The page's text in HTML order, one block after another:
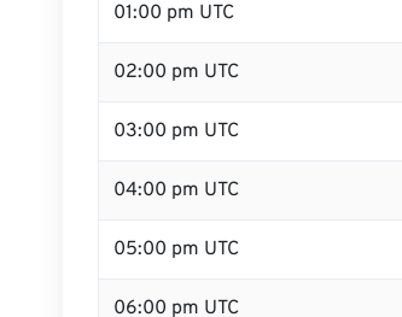
01:00 pm UTC
02:00 pm UTC
03:00 pm UTC
04:00 pm UTC
05:00 pm UTC
06:00 pm UTC